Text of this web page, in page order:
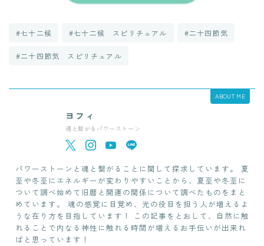
#七十二候 #七十二候 スピリチュアル #二十四節気
#二十四節気 スピリチュアル
ABOUT ME
ヨフィ
魂と繋がるパワーストーン
パワーストーンと魂と繋がることに関して探求しています。 夏
至や冬至にエネルギーが変わりやすいことから、夏至や冬至に
ついて調べ始めて旧暦と開運の関係について調べたものをまと
めています。 魂の感覚に目覚め、光の役目を担う人が増えるよ
うな在り方を目指しています！ この記事をとおして、自然に触
れることで内なる神性に触れる時間が増えるお手伝いが出来れ
ばと思っています！